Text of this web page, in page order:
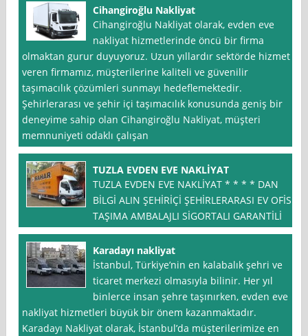
Cihangiroğlu Nakliyat
Cihangiroğlu Nakliyat olarak, evden eve
nakliyat hizmetlerinde öncü bir firma
olmaktan gurur duyuyoruz. Uzun yıllardır sektörde hizmet
veren firmamız, müşterilerine kaliteli ve güvenilir
taşımacılık çözümleri sunmayı hedeflemektedir.
Şehirlerarası ve şehir içi taşımacılık konusunda geniş bir
deneyime sahip olan Cihangiroğlu Nakliyat, müşteri
memnuniyeti odaklı çalışan
TUZLA EVDEN EVE NAKLİYAT
TUZLA EVDEN EVE NAKLİYAT * * * * DAN
BİLGİ ALIN ŞEHİRİÇİ ŞEHİRLERARASI EV OFİS
TAŞIMA AMBALAJLI SİGORTALI GARANTİLİ
Karadayı nakliyat
İstanbul, Türkiye’nin en kalabalık şehri ve
ticaret merkezi olmasıyla bilinir. Her yıl
binlerce insan şehre taşınırken, evden eve
nakliyat hizmetleri büyük bir önem kazanmaktadır.
Karadayı Nakliyat olarak, İstanbul’da müşterilerimize en